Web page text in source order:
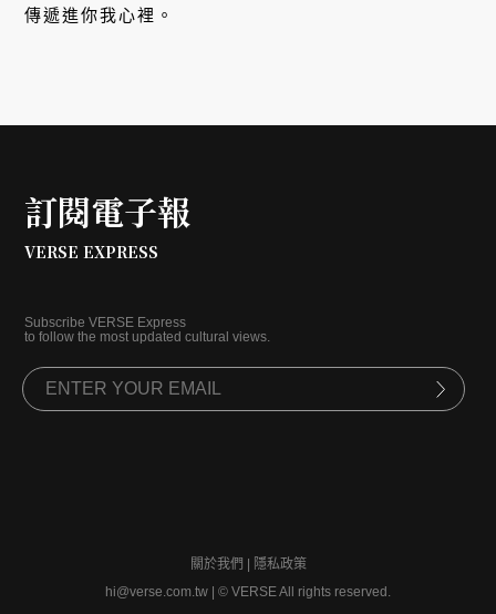
傳遞進你我心裡。
訂閱電子報
VERSE EXPRESS
Subscribe VERSE Express
to follow the most updated cultural views.
關於我們
隱私政策
hi@verse.com.tw
© VERSE All rights reserved.